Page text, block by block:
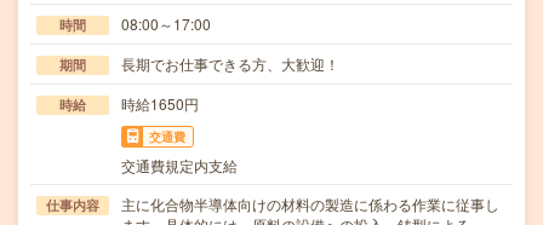
時間 08:00～17:00
期間 長期でお仕事できる方、大歓迎！
時給 時給1650円
交通費
交通費規定内支給
仕事内容
主に化合物半導体向けの材料の製造に係わる作業に従事し